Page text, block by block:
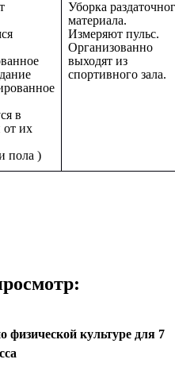
в
от их
пола )
Уборка
материала.
Измеряют пульс.
Организованно
выходят из
спортивного зала.
физической культуре для 7